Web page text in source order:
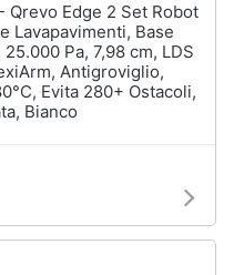
Qrevo Edge 2 Set Robot
Lavapavimenti, Base
Pa, 7,98 cm, LDS
Antigroviglio,
Evita 280+ Ostacoli,
Bianco